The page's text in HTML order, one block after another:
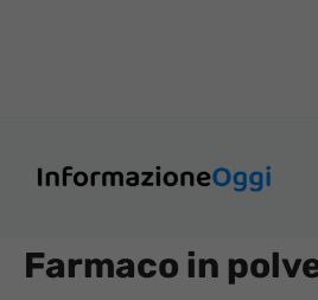
Farmaco in